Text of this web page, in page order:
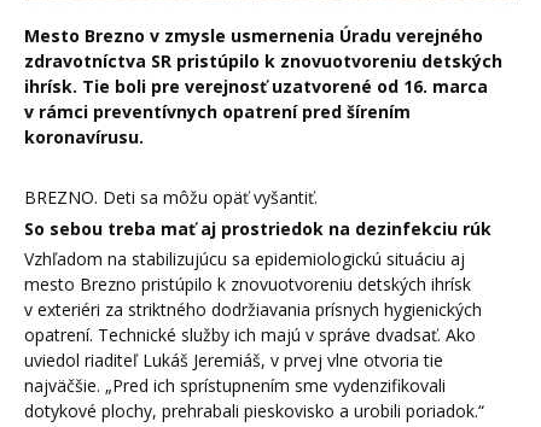
Mesto Brezno v zmysle usmernenia Úradu verejného
zdravotníctva SR pristúpilo k znovuotvoreniu detských
ihrísk. Tie boli pre verejnosť uzatvorené od 16. marca
v rámci preventívnych opatrení pred šírením
koronavírusu.
BREZNO. Deti sa môžu opäť vyšantiť.
So sebou treba mať aj prostriedok na dezinfekciu rúk
Vzhľadom na stabilizujúcu sa epidemiologickú situáciu aj
mesto Brezno pristúpilo k znovuotvoreniu detských ihrísk
v exteriéri za striktného dodržiavania prísnych hygienických
opatrení. Technické služby ich majú v správe dvadsať. Ako
uviedol riaditeľ Lukáš Jeremiáš, v prvej vlne otvoria tie
najväčšie. „Pred ich sprístupnením sme vydenzifikovali
dotykové plochy, prehrabali pieskovisko a urobili poriadok.“